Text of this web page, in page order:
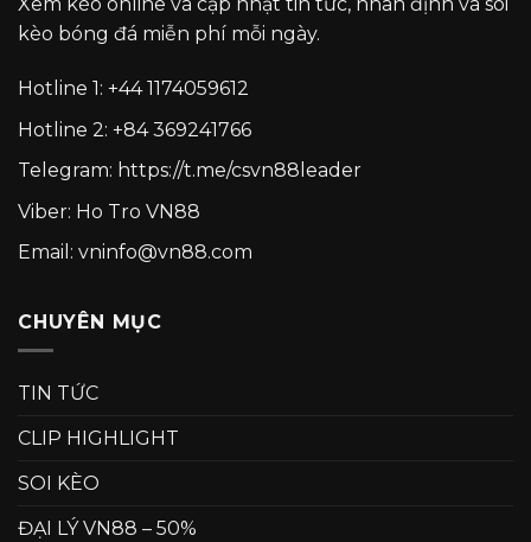
kèo bóng đá miễn phí mỗi ngày.
Hotline 1: +44 1174059612
Hotline 2: +84 369241766
Telegram: https://t.me/csvn88leader
Viber: Ho Tro VN88
Email: vninfo@vn88.com
CHUYÊN MỤC
TIN TỨC
CLIP HIGHLIGHT
SOI KÈO
ĐẠI LÝ VN88 – 50%